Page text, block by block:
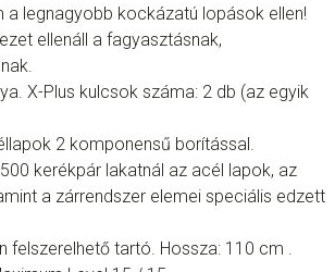
a legnagyobb kockázatú lopások ellen!
ellenáll a fagyasztásnak,
X-Plus kulcsok száma: 2 db (az egyik
2 komponensű borítással.
kerékpár lakatnál az acél lapok, az
a zárrendszer elemei speciális edzett
felszerelhető tartó. Hossza: 110 cm .